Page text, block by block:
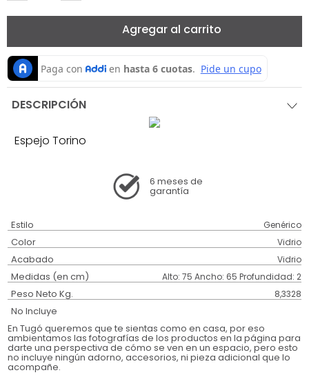
Agregar al carrito
DESCRIPCIÓN
Espejo Torino
6 meses de
garantía
Estilo Genérico
Color Vidrio
Acabado Vidrio
Medidas (en cm) Alto: 75 Ancho: 65 Profundidad: 2
Peso Neto Kg. 8,3328
No Incluye
En Tugó queremos que te sientas como en casa, por eso
ambientamos las fotografías de los productos en la página para
darte una perspectiva de cómo se ven en un espacio, pero esto
no incluye ningún adorno, accesorios, ni pieza adicional que lo
acompañe.